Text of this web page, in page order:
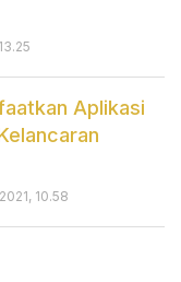
Aplikasi
10.58